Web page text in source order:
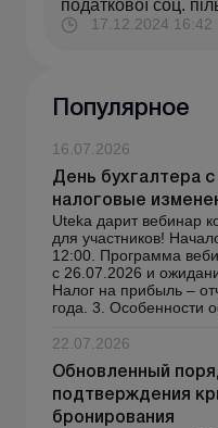
податкової соц.
17.12.2024 16:42
Популярное
16.07.2026
День бухгалтера
налоговые
Uteka дарит вебинар
для участников!
12:00. Программа
с 26.07.2026 и
Налог на прибыль –
года. 3. Особенности
22.07.2026
Обновленный
подтверждения
бронирования